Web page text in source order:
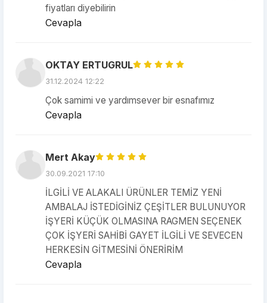
fiyatları diyebilirin
Cevapla
OKTAY ERTUGRUL
31.12.2024 12:22
Çok samimi ve yardımsever bir esnafımız
Cevapla
Mert Akay
30.09.2021 17:10
İLGİLİ VE ALAKALI ÜRÜNLER TEMİZ YENİ
AMBALAJ İSTEDİGİNİZ ÇEŞİTLER BULUNUYOR
İŞYERİ KÜÇÜK OLMASINA RAGMEN SEÇENEK
ÇOK İŞYERİ SAHİBİ GAYET İLGİLİ VE SEVECEN
HERKESİN GİTMESİNİ ÖNERİRİM
Cevapla